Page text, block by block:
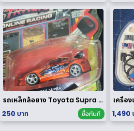
รถเหล็กล้อยาง Toyota Supra 1/64
250 บาท
ซื้อทันที
1,490